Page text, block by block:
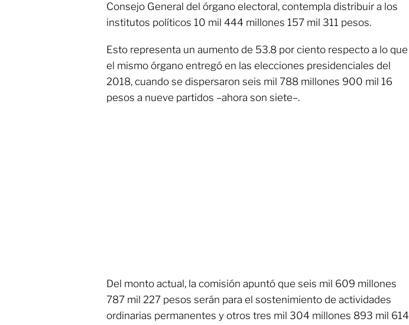
Consejo General del órgano electoral, contempla distribuir a los
institutos políticos 10 mil 444 millones 157 mil 311 pesos.
Esto representa un aumento de 53.8 por ciento respecto a lo que
el mismo órgano entregó en las elecciones presidenciales del
2018, cuando se dispersaron seis mil 788 millones 900 mil 16
pesos a nueve partidos –ahora son siete–.
Del monto actual, la comisión apuntó que seis mil 609 millones
787 mil 227 pesos serán para el sostenimiento de actividades
ordinarias permanentes y otros tres mil 304 millones 893 mil 614